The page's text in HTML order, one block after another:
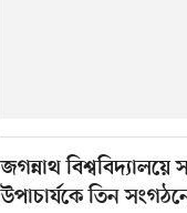
জগন্নাথ বিশ্ববিদ্যালয়ে
উপাচার্যকে তিন